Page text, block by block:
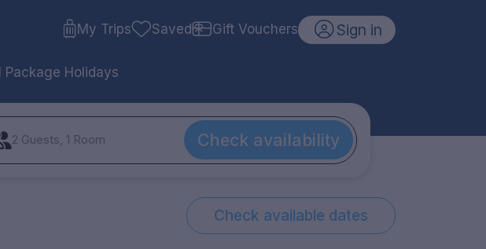
My Trips Saved Gift Vouchers Sign in
Package Holidays
2 Guests, 1 Room Check availability
Check available dates